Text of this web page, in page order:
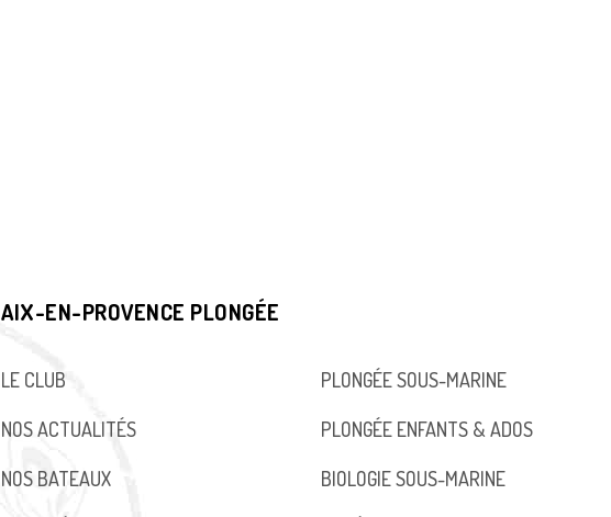
AIX-EN-PROVENCE PLONGÉE
LE CLUB
NOS ACTUALITÉS
NOS BATEAUX
PLONGÉE SOUS-MARINE
PLONGÉE ENFANTS & ADOS
BIOLOGIE SOUS-MARINE